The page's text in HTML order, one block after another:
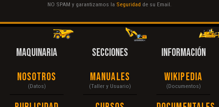
NO SPAM y garantizamos la Seguridad de su Email.
MAQUINARIA
Nosotros
(Datos)
SECCIONES
Manuales
(Taller y Usuario)
INFORMACIÓN
Wikipedia
(Documentos)